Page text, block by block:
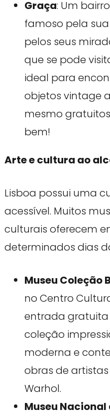
Graça: Um
famoso pela
pelos seus
que se pode
ideal para
objetos vintage
mesmo
bem!
Arte e cultura ao
Lisboa possui uma
acessível. Muitos
culturais oferecem
determinados dias
Museu Coleção
no Centro
entrada
coleção
moderna e
obras de artistas
Warhol.
Museu Nacional